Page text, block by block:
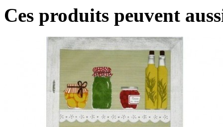
Ces produits peuvent